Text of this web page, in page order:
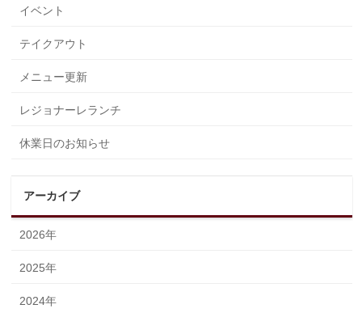
イベント
テイクアウト
メニュー更新
レジョナーレランチ
休業日のお知らせ
アーカイブ
2026年
2025年
2024年